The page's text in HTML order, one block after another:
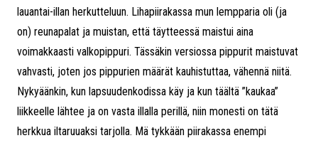
lauantai-illan herkutteluun. Lihapiirakassa mun lempparia oli (ja
on) reunapalat ja muistan, että täytteessä maistui aina
voimakkaasti valkopippuri. Tässäkin versiossa pippurit maistuvat
vahvasti, joten jos pippurien määrät kauhistuttaa, vähennä niitä.
Nykyäänkin, kun lapsuudenkodissa käy ja kun täältä ”kaukaa”
liikkeelle lähtee ja on vasta illalla perillä, niin monesti on tätä
herkkua iltaruuaksi tarjolla. Mä tykkään piirakassa enempi